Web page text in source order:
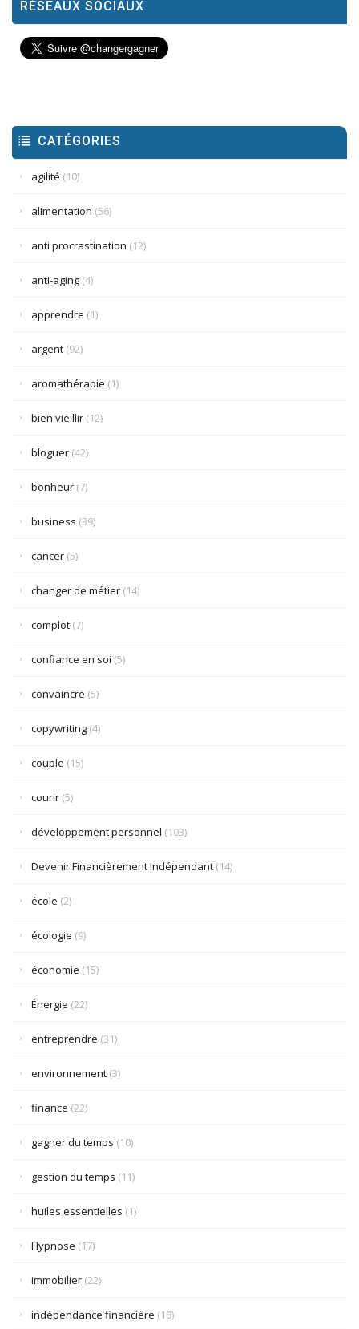
RÉSEAUX SOCIAUX
CATÉGORIES
agilité (10)
alimentation (56)
anti procrastination (12)
anti-aging (4)
apprendre (1)
argent (92)
aromathérapie (1)
bien vieillir (12)
bloguer (42)
bonheur (7)
business (39)
cancer (5)
changer de métier (14)
complot (7)
confiance en soi (5)
convaincre (5)
copywriting (4)
couple (15)
courir (5)
développement personnel (103)
Devenir Financièrement Indépendant (14)
école (2)
écologie (9)
économie (15)
Énergie (22)
entreprendre (31)
environnement (3)
finance (22)
gagner du temps (10)
gestion du temps (11)
huiles essentielles (1)
Hypnose (17)
immobilier (22)
indépendance financière (18)